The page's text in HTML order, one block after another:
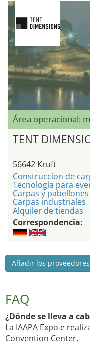
Área operacional:
TENT
56642 Kruft
Construccion de
Tecnología para
Carpas y
Carpas industriales
Alquiler de tiendas
Correspondencia:
Añadir los
FAQ
¿Dónde se lleva a
La IAAPA Expo e
Convention Center.